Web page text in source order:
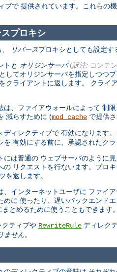
ブで 提供されています。これらの
プロキシ
リバースプロキシとしても設定す
トと オリジンサーバ (訳注: コンテ
してオリジンサーバを指定しつつ
クライアントに返します。 クラ
、ファイアウォールによって 制
減らすために (mod_cache で提供
ディレクティブで 有効になります
有効にする前に、承認されたク
には普通の ウェブサーバのように
リクエストを行ないます。プロ
を返します。
、インターネットユーザに ファイ
に 使ったり、遅いバックエンド
とめるために使うこともできます。
クティブや RewriteRule ディレク
ません。